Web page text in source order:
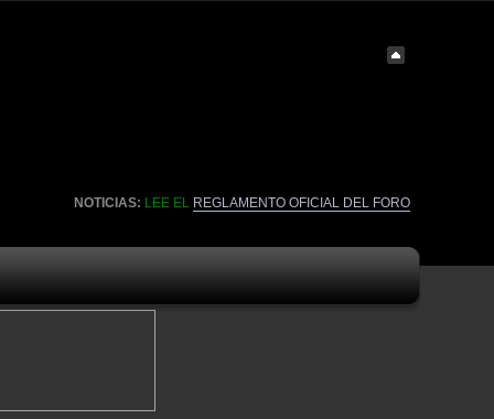
NOTICIAS: LEE EL REGLAMENTO OFICIAL DEL FORO